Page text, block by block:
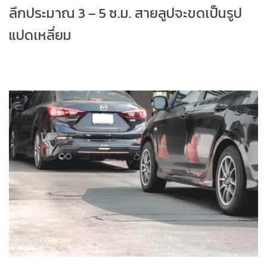
ลึกประมาณ 3 – 5 ซ.ม. สายลูปจะขดเป็นรูป
แปดเหลี่ยม